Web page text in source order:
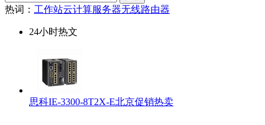
热词： 工作站云计算服务器无线路由器
24小时热文
思科IE-3300-8T2X-E北京促销热卖